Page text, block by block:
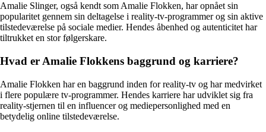
Amalie Slinger, også kendt som Amalie Flokken, har opnået sin
popularitet gennem sin deltagelse i reality-tv-programmer og sin aktive
tilstedeværelse på sociale medier. Hendes åbenhed og autenticitet har
tiltrukket en stor følgerskare.
Hvad er Amalie Flokkens baggrund og karriere?
Amalie Flokken har en baggrund inden for reality-tv og har medvirket
i flere populære tv-programmer. Hendes karriere har udviklet sig fra
reality-stjernen til en influencer og mediepersonlighed med en
betydelig online tilstedeværelse.